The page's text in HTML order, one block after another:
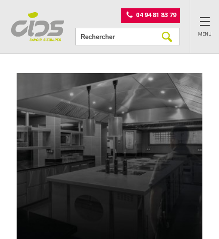
04 94 81 83 79
MENU